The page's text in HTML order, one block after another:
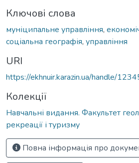
Ключові слова
муніципальне управління,
соціальна географія, управління
URI
https://ekhnuir.karazin.ua/handle/
Колекції
Навчальні видання. Факультет
рекреації і туризму
Повна інформація про